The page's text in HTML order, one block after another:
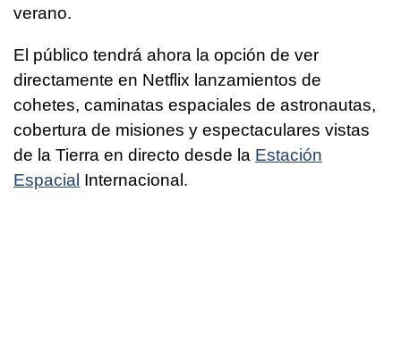
verano.
El público tendrá ahora la opción de ver
directamente en Netflix lanzamientos de
cohetes, caminatas espaciales de astronautas,
cobertura de misiones y espectaculares vistas
de la Tierra en directo desde la Estación
Espacial Internacional.